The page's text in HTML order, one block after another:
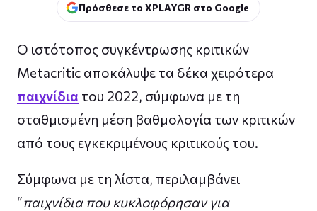
Πρόσθεσε το XPLAYGR στο Google
Ο ιστότοπος συγκέντρωσης κριτικών
Metacritic αποκάλυψε τα δέκα χειρότερα
παιχνίδια του 2022, σύμφωνα με τη
σταθμισμένη μέση βαθμολογία των κριτικών
από τους εγκεκριμένους κριτικούς του.
Σύμφωνα με τη λίστα, περιλαμβάνει
“παιχνίδια που κυκλοφόρησαν για